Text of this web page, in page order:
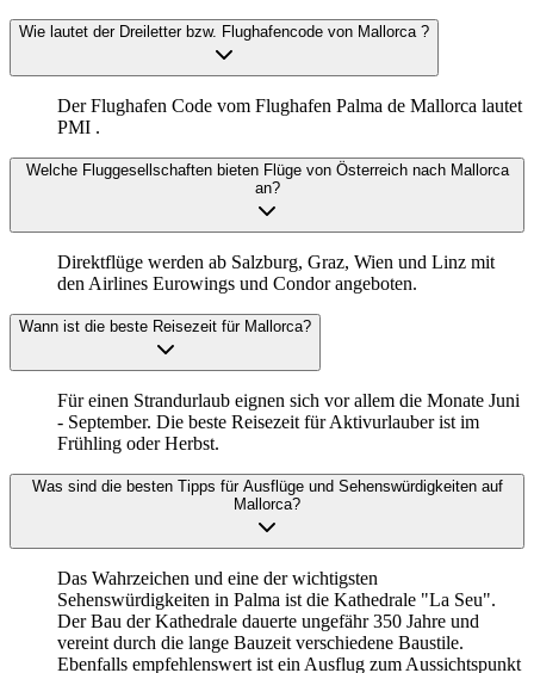
Wie lautet der Dreiletter bzw. Flughafencode von Mallorca ?
Der Flughafen Code vom Flughafen Palma de Mallorca lautet
PMI .
Welche Fluggesellschaften bieten Flüge von Österreich nach Mallorca
an?
Direktflüge werden ab Salzburg, Graz, Wien und Linz mit
den Airlines Eurowings und Condor angeboten.
Wann ist die beste Reisezeit für Mallorca?
Für einen Strandurlaub eignen sich vor allem die Monate Juni
- September. Die beste Reisezeit für Aktivurlauber ist im
Frühling oder Herbst.
Was sind die besten Tipps für Ausflüge und Sehenswürdigkeiten auf
Mallorca?
Das Wahrzeichen und eine der wichtigsten
Sehenswürdigkeiten in Palma ist die Kathedrale "La Seu".
Der Bau der Kathedrale dauerte ungefähr 350 Jahre und
vereint durch die lange Bauzeit verschiedene Baustile.
Ebenfalls empfehlenswert ist ein Ausflug zum Aussichtspunkt